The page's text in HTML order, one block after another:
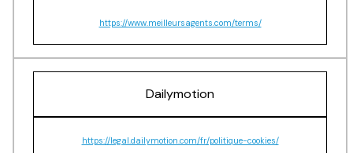
https://www.meilleursagents.com/terms/
Dailymotion
https://legal.dailymotion.com/fr/politique-cookies/